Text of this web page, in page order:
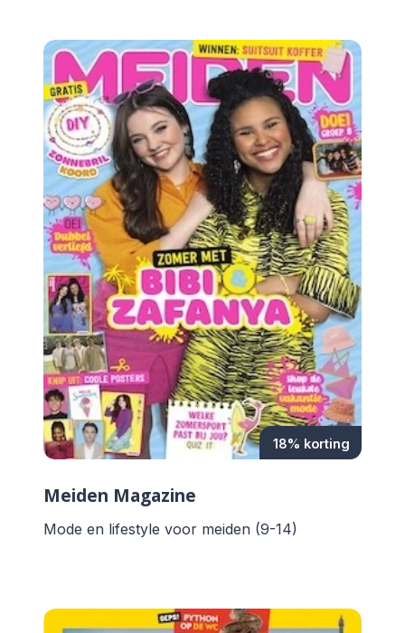
18% korting
Meiden Magazine
Mode en lifestyle voor meiden (9-14)